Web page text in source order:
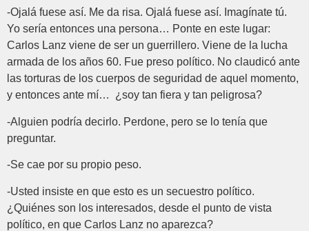
-Ojalá fuese así. Me da risa. Ojalá fuese así. Imagínate tú.
Yo sería entonces una persona… Ponte en este lugar:
Carlos Lanz viene de ser un guerrillero. Viene de la lucha
armada de los años 60. Fue preso político. No claudicó ante
las torturas de los cuerpos de seguridad de aquel momento,
y entonces ante mí… ¿soy tan fiera y tan peligrosa?
-Alguien podría decirlo. Perdone, pero se lo tenía que
preguntar.
-Se cae por su propio peso.
-Usted insiste en que esto es un secuestro político.
¿Quiénes son los interesados, desde el punto de vista
político, en que Carlos Lanz no aparezca?